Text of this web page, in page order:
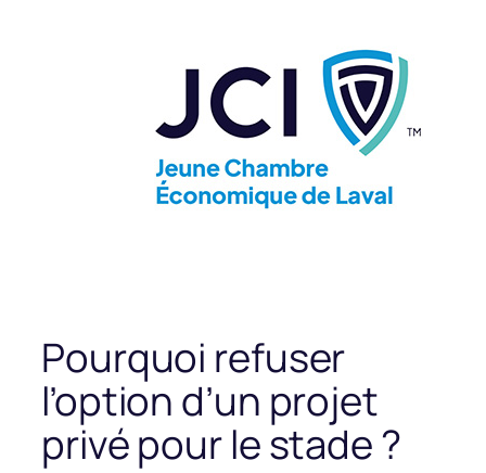
Pourquoi refuser
l’option d’un projet
privé pour le stade ?